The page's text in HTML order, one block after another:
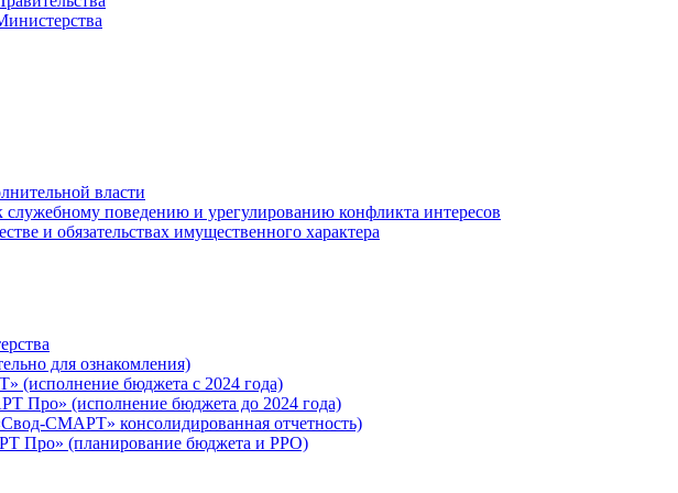
власти
поведению и урегулированию конфликта интересов
и обязательствах имущественного характера
для ознакомления)
(исполнение бюджета с 2024 года)
Про» (исполнение бюджета до 2024 года)
СМАРТ» консолидированная отчетность)
Про» (планирование бюджета и РРО)